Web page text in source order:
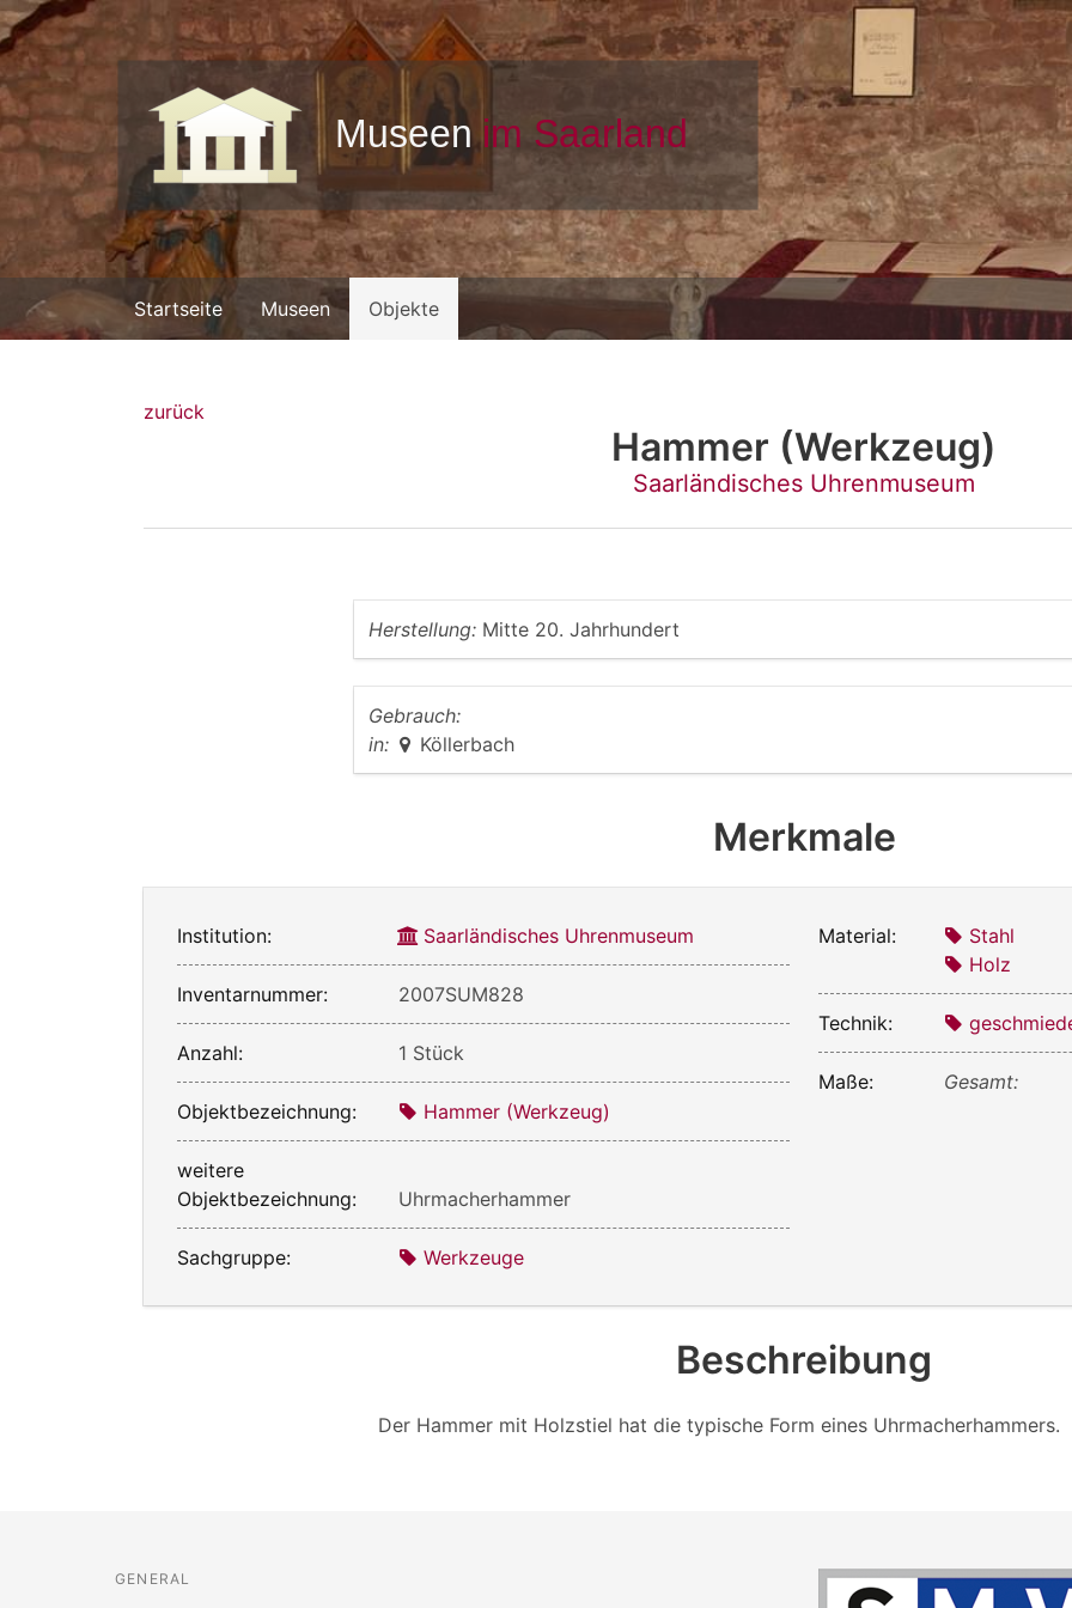
Startseite Museen Objekte
zurück
Hammer (Werkzeug)
Saarländisches Uhrenmuseum
Herstellung: Mitte 20. Jahrhundert
Gebrauch:
in:
Köllerbach
Merkmale
Institution: Saarländisches Uhrenmuseum
Inventarnummer: 2007SUM828
Anzahl: 1 Stück
Objektbezeichnung: Hammer (Werkzeug)
weitere
Objektbezeichnung:
Uhrmacherhammer
Sachgruppe: Werkzeuge
Material:
Stahl
Holz
Technik:
Maße: Gesamt:
Beschreibung
Der Hammer mit Holzstiel hat die typische Form eines Uhrmacherhammers.
GENERAL